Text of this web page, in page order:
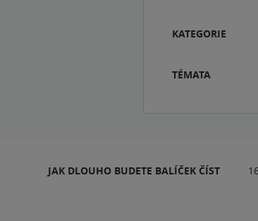
KATEGORIE
TÉMATA
JAK DLOUHO BUDETE BALÍČEK ČÍST